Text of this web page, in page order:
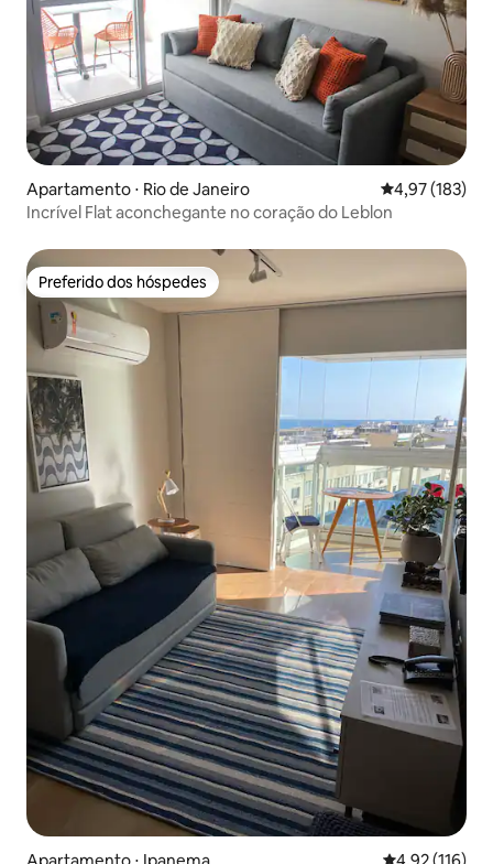
Apartamento ⋅ Rio de Janeiro 4,97 de uma
4,97 (183)
Incrível Flat aconchegante no coração do Leblon
Preferido dos hóspedes
Preferido dos hóspedes